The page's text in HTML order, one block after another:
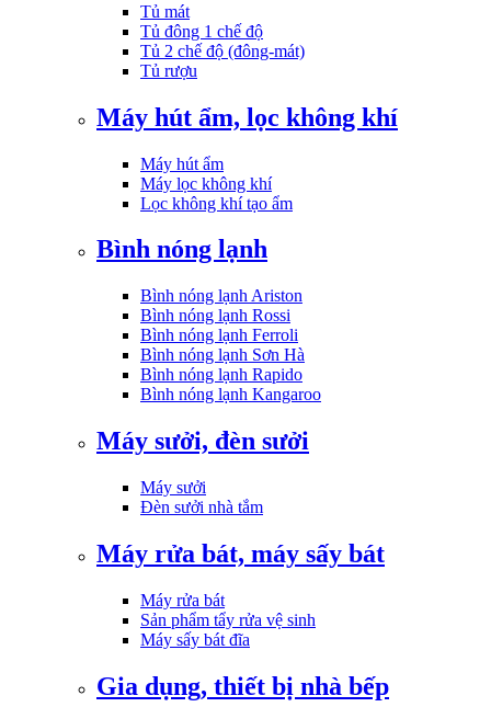
Tủ mát
Tủ đông 1 chế độ
Tủ 2 chế độ (đông-mát)
Tủ rượu
Máy hút ẩm, lọc không khí
Máy hút ẩm
Máy lọc không khí
Lọc không khí tạo ẩm
Bình nóng lạnh
Bình nóng lạnh Ariston
Bình nóng lạnh Rossi
Bình nóng lạnh Ferroli
Bình nóng lạnh Sơn Hà
Bình nóng lạnh Rapido
Bình nóng lạnh Kangaroo
Máy sưởi, đèn sưởi
Máy sưởi
Đèn sưởi nhà tắm
Máy rửa bát, máy sấy bát
Máy rửa bát
Sản phẩm tẩy rửa vệ sinh
Máy sấy bát đĩa
Gia dụng, thiết bị nhà bếp